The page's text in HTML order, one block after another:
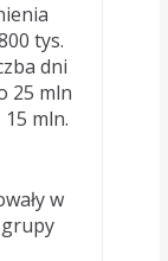
tys.
dni
25 mln
mln.
w